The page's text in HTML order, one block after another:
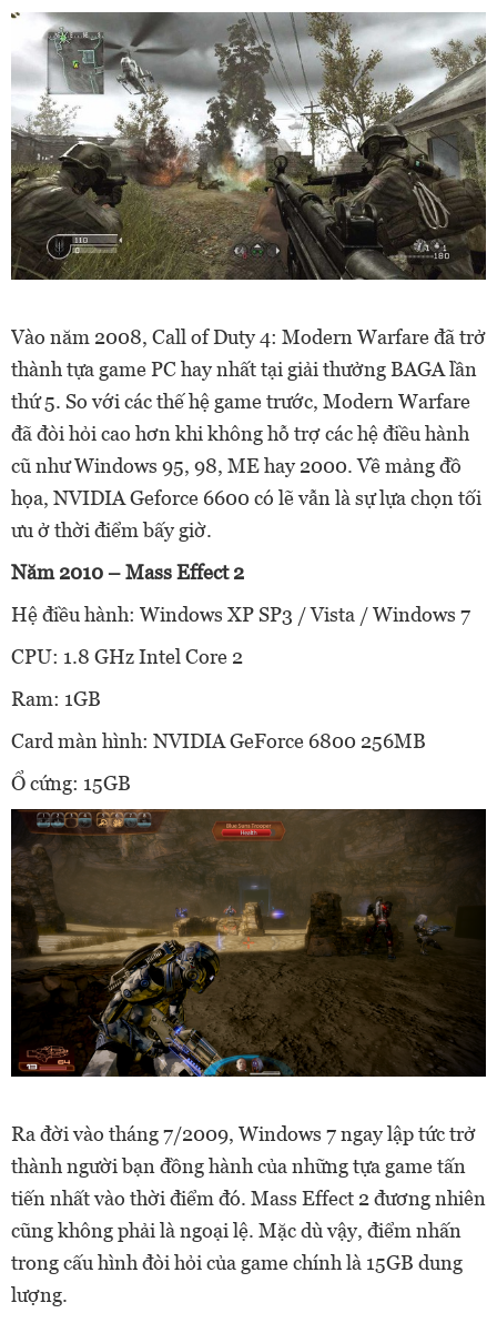
Vào năm 2008, Call of Duty 4: Modern Warfare đã trở
thành tựa game PC hay nhất tại giải thưởng BAGA lần
thứ 5. So với các thế hệ game trước, Modern Warfare
đã đòi hỏi cao hơn khi không hỗ trợ các hệ điều hành
cũ như Windows 95, 98, ME hay 2000. Về mảng đồ
họa, NVIDIA Geforce 6600 có lẽ vẫn là sự lựa chọn tối
ưu ở thời điểm bấy giờ.
Năm 2010 – Mass Effect 2
Hệ điều hành: Windows XP SP3 / Vista / Windows 7
CPU: 1.8 GHz Intel Core 2
Ram: 1GB
Card màn hình: NVIDIA GeForce 6800 256MB
Ổ cứng: 15GB
Ra đời vào tháng 7/2009, Windows 7 ngay lập tức trở
thành người bạn đồng hành của những tựa game tấn
tiến nhất vào thời điểm đó. Mass Effect 2 đương nhiên
cũng không phải là ngoại lệ. Mặc dù vậy, điểm nhấn
trong cấu hình đòi hỏi của game chính là 15GB dung
lượng.